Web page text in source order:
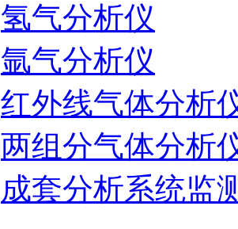
氢气分析仪
氩气分析仪
红外线气体分析
两组分气体分析
成套分析系统监